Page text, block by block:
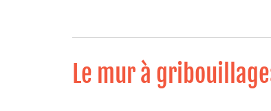
Le mur à